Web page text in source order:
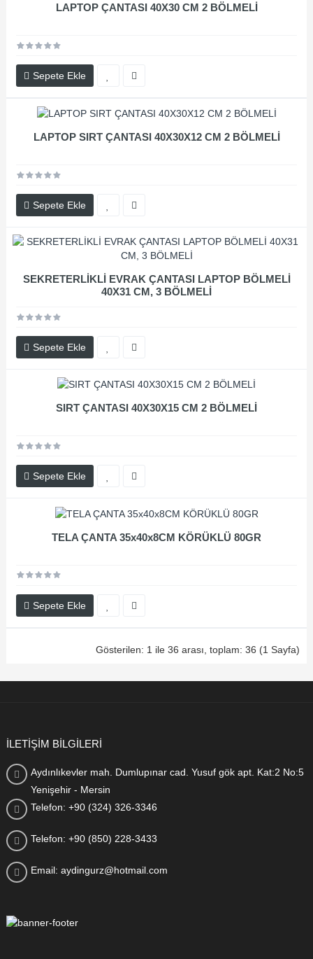
LAPTOP ÇANTASI 40X30 CM 2 BÖLMELİ
Sepete Ekle
LAPTOP SIRT ÇANTASI 40X30X12 CM 2 BÖLMELİ
Sepete Ekle
SEKRETERLİKLİ EVRAK ÇANTASI LAPTOP BÖLMELİ
40X31 CM, 3 BÖLMELİ
Sepete Ekle
SIRT ÇANTASI 40X30X15 CM 2 BÖLMELİ
Sepete Ekle
TELA ÇANTA 35x40x8CM KÖRÜKLÜ 80GR
Sepete Ekle
Gösterilen: 1 ile 36 arası, toplam: 36 (1 Sayfa)
İLETİŞİM BİLGİLERİ
Aydınlıkevler mah. Dumlupınar cad. Yusuf gök apt. Kat:2 No:5
Yenişehir - Mersin
Telefon: +90 (324) 326-3346
Telefon: +90 (850) 228-3433
Email: aydingurz@hotmail.com